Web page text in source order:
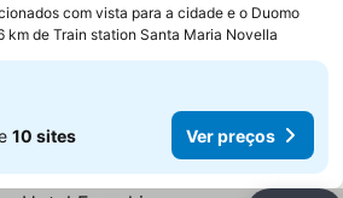
com vista para a cidade e o Duomo
km de Train station Santa Maria Novella
10 sites Ver preços